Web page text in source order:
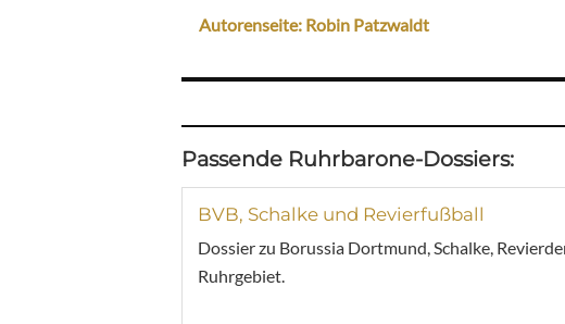
Autorenseite: Robin Patzwaldt
Passende Ruhrbarone-Dossiers:
BVB, Schalke und Revierfußball
Dossier zu Borussia Dortmund, Schalke,
Ruhrgebiet.